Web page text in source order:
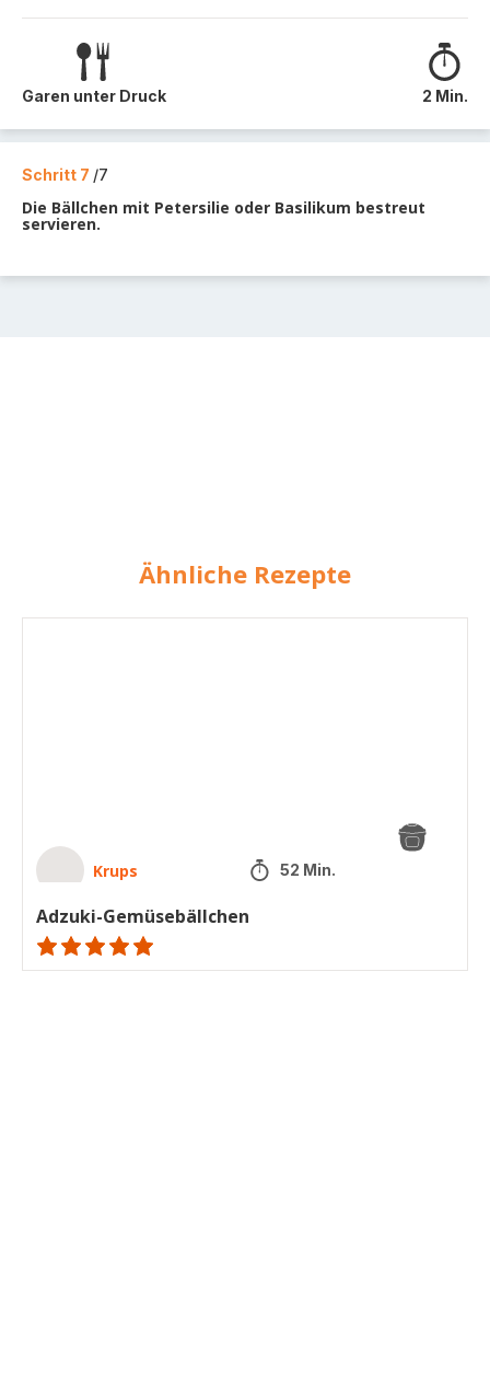
Garen unter Druck 2 Min.
Schritt 7 /7
Die Bällchen mit Petersilie oder Basilikum bestreut
servieren.
Ähnliche Rezepte
Krups 52 Min.
Adzuki-Gemüsebällchen
ratings.NaN